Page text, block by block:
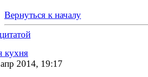
Вернуться к началу
кухня
2014, 19:17